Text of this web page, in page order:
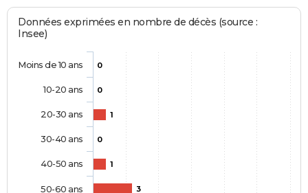
Données exprimées en nombre de décès (source :
Insee)
0
0
1
0
1
3
Moins de 10 ans
10-20 ans
20-30 ans
30-40 ans
40-50 ans
50-60 ans